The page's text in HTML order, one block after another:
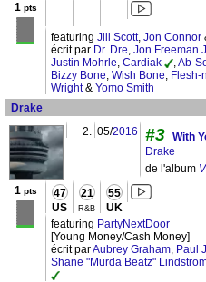
1 pts
featuring Jill Scott, Jon Connor
écrit par Dr. Dre, Jon Freeman
Justin Mohrle, Cardiak ,Ab-
Bizzy Bone, Wish Bone, Flesh-
Wright& Yomo Smith
Drake
2. 05/2016 #3 With
Drake
de l'album
1 pts 47
US
21
R&B
55
UK
featuring PartyNextDoor
[Young Money/Cash Money]
écrit parAubrey Graham, Paul
Shane "Murda Beatz"